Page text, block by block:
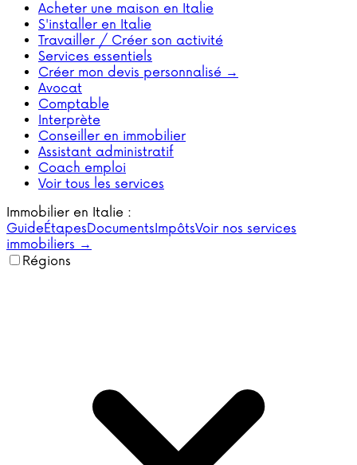
Acheter une maison en Italie
S'installer en Italie
Travailler / Créer son activité
Services essentiels
Créer mon devis personnalisé →
Avocat
Comptable
Interprète
Conseiller en immobilier
Assistant administratif
Coach emploi
Voir tous les services
Immobilier en Italie :
GuideÉtapesDocumentsImpôtsVoir nos services
immobiliers →
Régions